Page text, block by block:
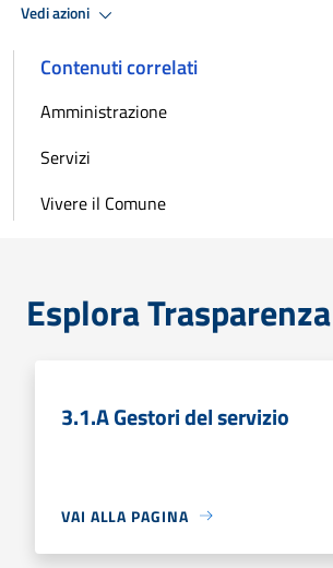
Vedi azioni
Contenuti correlati
Amministrazione
Servizi
Vivere il Comune
Esplora
3.1.A Gestori del servizio
VAI ALLA PAGINA